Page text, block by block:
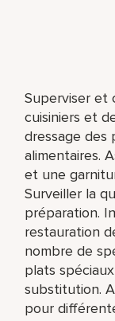
Superviser et
cuisiniers et
dressage des
alimentaires.
et une
Surveiller la
préparation.
restauration
nombre de
plats
substitution.
pour